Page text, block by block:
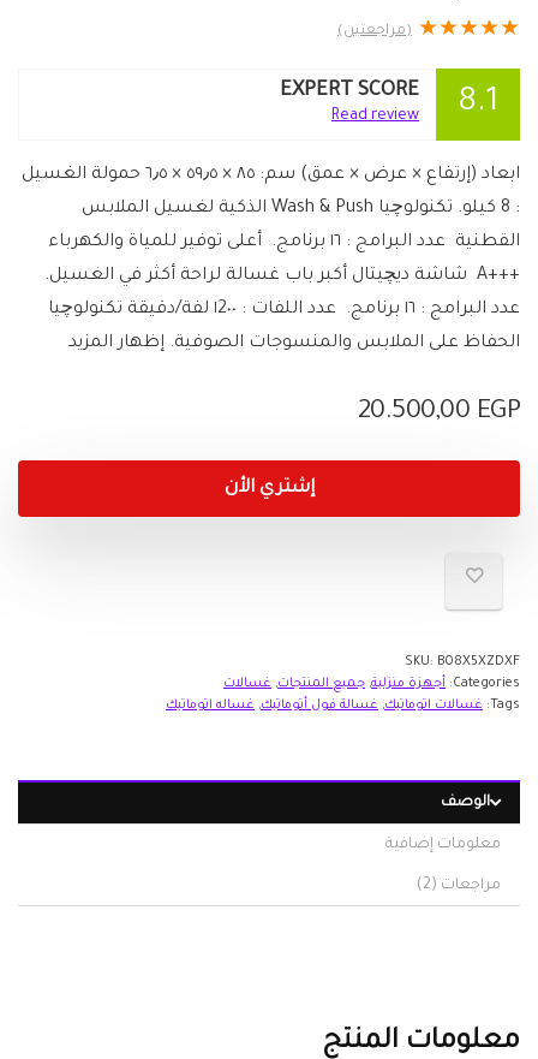
★
★
★
★
★ (مراجعتين)
8.1
EXPERT SCORE
Read review
ابعاد (إرتفاع × عرض × عمق) سم: ٨٥ × ٥٩٫٥ × ٦٫٥ حمولة الغسيل
: 8 كيلو. تكنولوچيا Wash & Push الذكية لغسيل الملابس
القطنية عدد البرامج : ١٦ برنامج. أعلى توفير للمياة والكهرباء
+++A شاشة ديچيتال أكبر باب غسالة لراحة أكثر في الغسيل.
عدد البرامج : ١٦ برنامج. عدد اللفات : ١2٠٠ لفة/دقيقة تكنولوچيا
الحفاظ على الملابس والمنسوجات الصوفية. إظهار المزيد
20.500,00 EGP
إشتري الأن
SKU: B08X5XZDXF
Categories:
أجهزة منزلية, جميع المنتجات, غسالات
Tags:
غسالات اتوماتيك, غسالة فول أتوماتيك, غساله اتوماتيك
الوصف
معلومات إضافية
مراجعات (2)
معلومات المنتج